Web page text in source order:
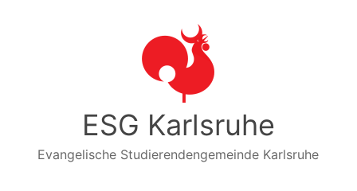
ESG Karlsruhe
Evangelische Studierendengemeinde Karlsruhe